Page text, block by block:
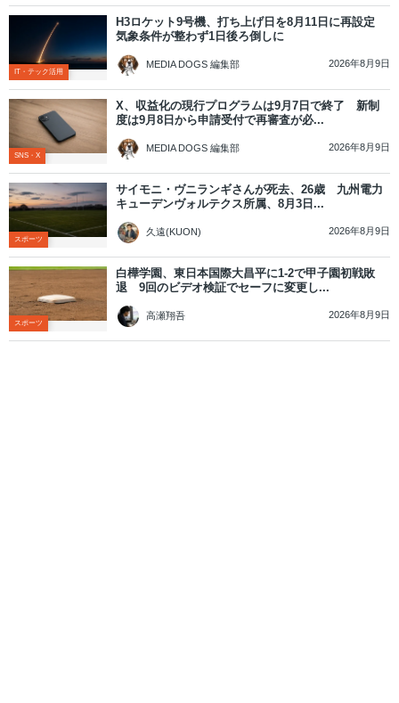
IT・テック活用
H3ロケット9号機、打ち上げ日を8月11日に再設定
気象条件が整わず1日後ろ倒しに
MEDIA DOGS 編集部 2026年8月9日
SNS・X
X、収益化の現行プログラムは9月7日で終了 新制
度は9月8日から申請受付で再審査が必...
MEDIA DOGS 編集部 2026年8月9日
スポーツ
サイモニ・ヴニランギさんが死去、26歳 九州電力
キューデンヴォルテクス所属、8月3日...
久遠(KUON) 2026年8月9日
スポーツ
白樺学園、東日本国際大昌平に1-2で甲子園初戦敗
退 9回のビデオ検証でセーフに変更し...
高瀬翔吾 2026年8月9日